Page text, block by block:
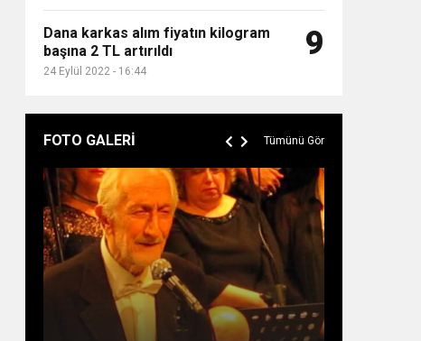
Dana karkas alım fiyatın kilogram
başına 2 TL artırıldı
24 Eylül 2022 - 16:44
9
FOTO GALERİ Tümünü Gör
Bu Burçlar Paraya Para